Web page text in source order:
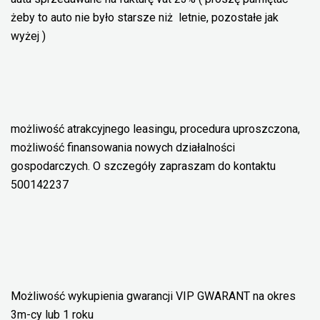
żeby to auto nie było starsze niż 8 letnie, pozostałe jak
wyżej )
możliwość atrakcyjnego leasingu, procedura uproszczona,
możliwość finansowania nowych działalności
gospodarczych. O szczegóły zapraszam do kontaktu
500142237
Możliwość wykupienia gwarancji VIP GWARANT na okres
3m-cy lub 1 roku